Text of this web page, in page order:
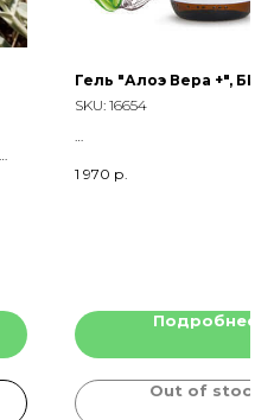
Гель "Алоэ Вера +", БИО.
SKU: 16654
1 970 р.
Подробнее
Out of stock